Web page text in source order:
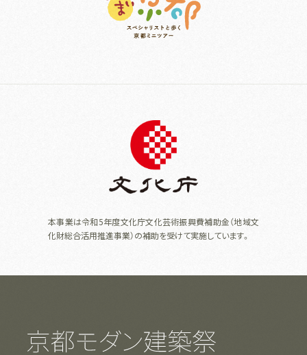
本事業は令和5年度文化庁文化芸術振興費補助金（地域文
化財総合活用推進事業）の補助を受けて実施しています。